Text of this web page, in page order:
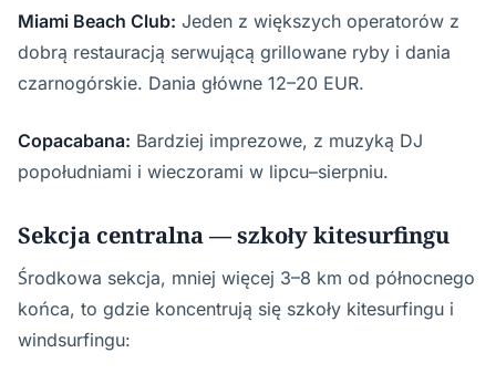
Miami Beach Club: Jeden z większych operatorów z
dobrą restauracją serwującą grillowane ryby i dania
czarnogórskie. Dania główne 12–20 EUR.
Copacabana: Bardziej imprezowe, z muzyką DJ
popołudniami i wieczorami w lipcu–sierpniu.
Sekcja centralna — szkoły kitesurfingu
Środkowa sekcja, mniej więcej 3–8 km od północnego
końca, to gdzie koncentrują się szkoły kitesurfingu i
windsurfingu: